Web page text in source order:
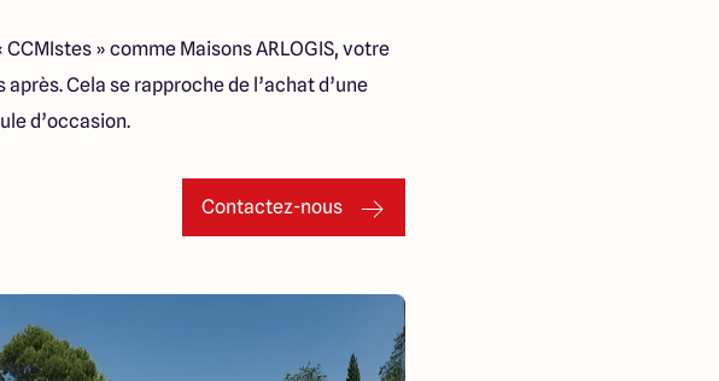
» comme Maisons ARLOGIS, votre
Cela se rapproche de l’achat d’une
d’occasion.
Contactez-nous